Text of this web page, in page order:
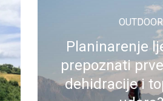
OUTDOOR
Planinarenje
prepoznati
dehidracije i